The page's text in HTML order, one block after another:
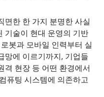
면한 한 가지 분명한 사실
기술이 현대 운영의 기반
봇과 모바일 인력부터 실
망에 이르기까지, 기업들
격 현장 등 어떤 환경에서
퓨팅 시스템에 의존하고